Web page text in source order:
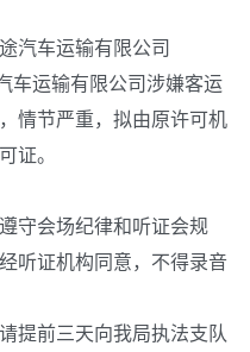
汽车运输有限公司
车运输有限公司涉嫌客运
情节严重，拟由原许可机
证。
守会场纪律和听证会规
听证机构同意，不得录音
提前三天向我局执法支队